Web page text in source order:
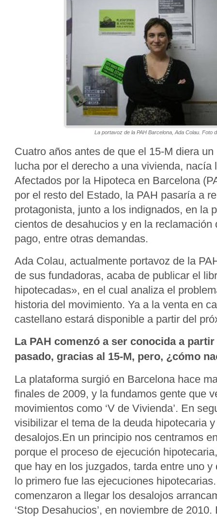
La portavoz de la PAH Barcelona, Ada Colau. Foto
Cuatro años antes de que el 15-M diera
lucha por el derecho a una vivienda, nacía
Afectados por la Hipoteca en Barcelona
por el resto del Estado, la PAH pasaría a
protagonista, junto a los indignados, en la
cientos de desahucios y en la reclamación
pago, entre otras demandas.
Ada Colau, actualmente portavoz de la
de sus fundadoras, acaba de publicar el
hipotecadas», en el cual analiza el
historia del movimiento. Ya a la venta en
castellano estará disponible a partir del
La PAH comenzó a ser conocida a
pasado, gracias al 15-M, pero, ¿cómo
La plataforma surgió en Barcelona hace
finales de 2009, y la fundamos gente que
movimientos como ‘V de Vivienda’. En
visibilizar el tema de la deuda hipotecaria
desalojos.En un principio nos centramos
porque el proceso de ejecución
que hay en los juzgados, tarda entre uno
lo primero fue las ejecuciones
comenzaron a llegar los desalojos
‘Stop Desahucios’, en noviembre de